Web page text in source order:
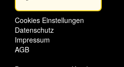
Cookies Einstellungen
Datenschutz
Impressum
AGB